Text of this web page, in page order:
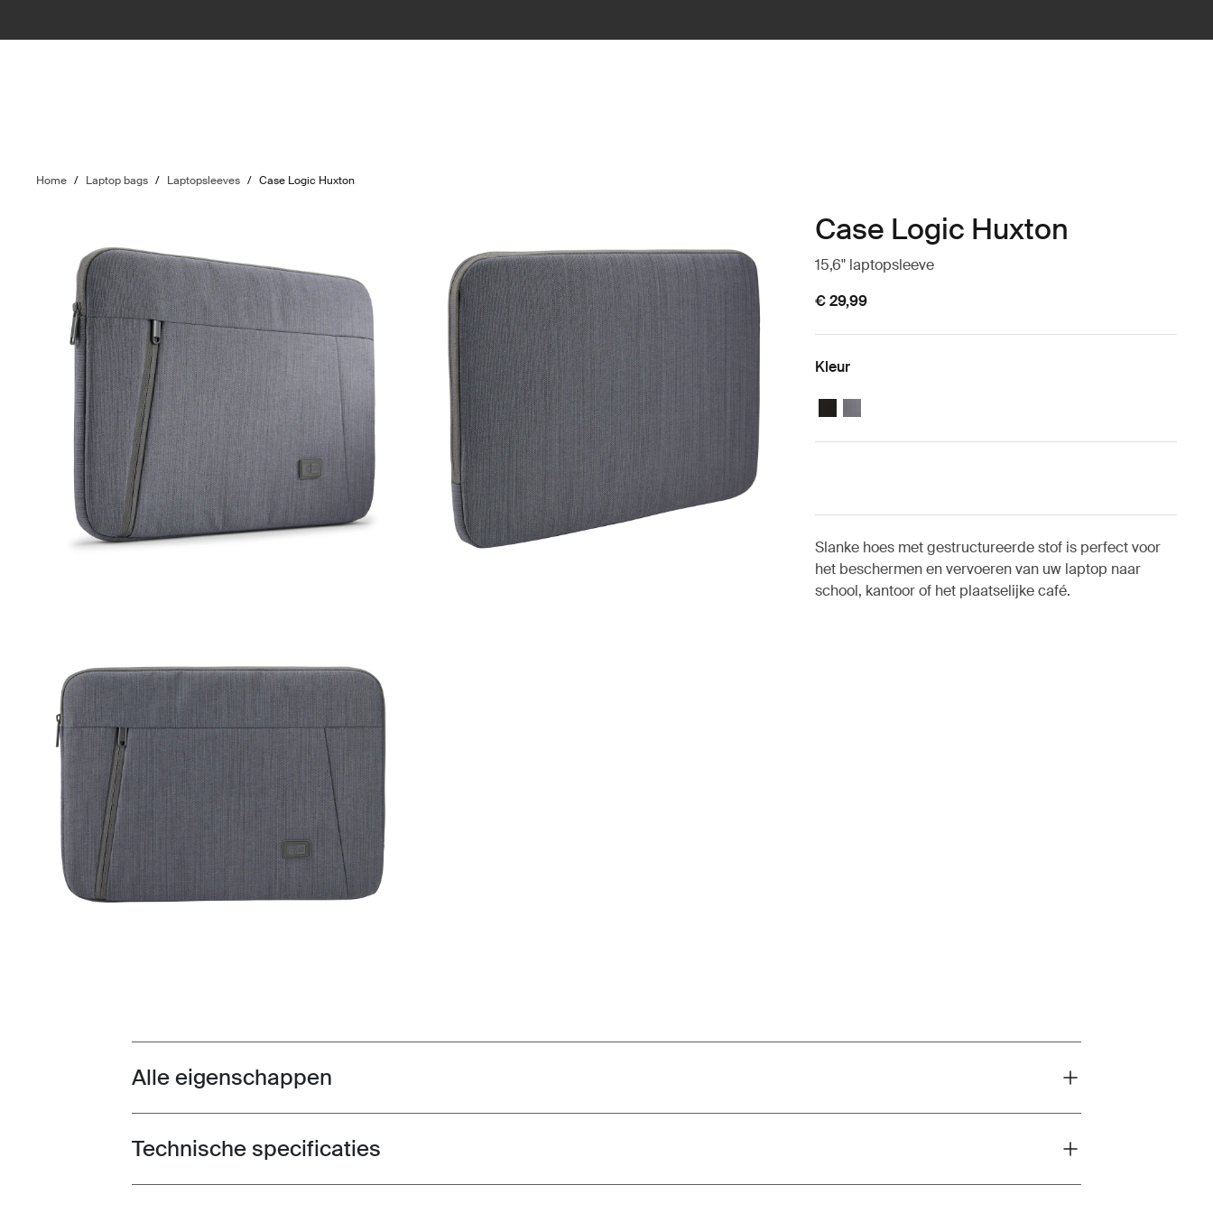
Home / Laptop bags / Laptopsleeves / Case Logic Huxton
Case Logic Huxton
15,6" laptopsleeve
€ 29,99
Kleur
Case Logic Huxton 15.6" Laptop Sleeve Zwart
Case Logic Huxton 15.6" Laptop Sleeve Grafiet
Slanke hoes met gestructureerde stof is perfect voor
het beschermen en vervoeren van uw laptop naar
school, kantoor of het plaatselijke café.
Toggle features
Alle eigenschappen
Toggle techspec
Technische specificaties